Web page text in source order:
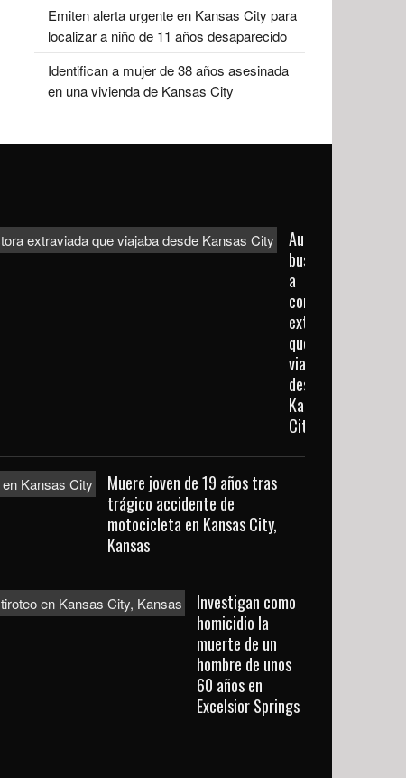
Emiten alerta urgente en Kansas City para
localizar a niño de 11 años desaparecido
Identifican a mujer de 38 años asesinada
en una vivienda de Kansas City
Autoridades
buscan
a
conductora
extraviada
que
viajaba
desde
Kansas
City
Muere joven de 19 años tras
trágico accidente de
motocicleta en Kansas City,
Kansas
Investigan como
homicidio la
muerte de un
hombre de unos
60 años en
Excelsior Springs